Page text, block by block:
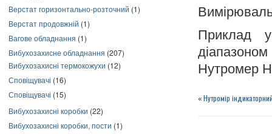
Верстат горизонтально-розточний (1)
Верстат продовжній (1)
Вагове обладнання (1)
Вибухозахисне обладнання (207)
Вибухозахисні термокожухи (12)
Сповіщувачі (16)
Сповіщувачі (15)
Вибухозахисні коробки (22)
Вибухозахисні коробки, пости (1)
Приклад
Нутромер
«Нутромір